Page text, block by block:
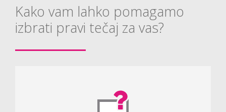
Kako vam lahko pomagamo
izbrati pravi tečaj za vas?